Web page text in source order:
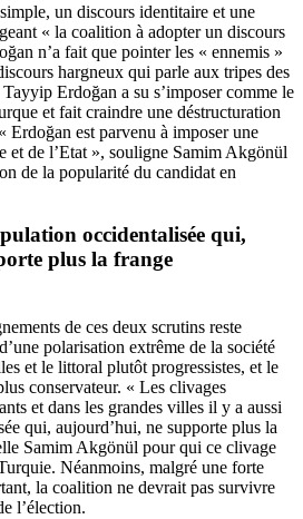
un discours identitaire et une
« la coalition à adopter un discours
n’a fait que pointer les « ennemis »
hargneux qui parle aux tripes des
Erdoğan a su s’imposer comme le
et fait craindre une déstructuration
Erdoğan est parvenu à imposer une
et de l’Etat », souligne Samim Akgönül
de la popularité du candidat en
occidentalisée qui,
plus la frange
de ces deux scrutins reste
polarisation extrême de la société
et le littoral plutôt progressistes, et le
conservateur. « Les clivages
et dans les grandes villes il y a aussi
qui, aujourd’hui, ne supporte plus la
Samim Akgönül pour qui ce clivage
Néanmoins, malgré une forte
la coalition ne devrait pas survivre
l’élection.